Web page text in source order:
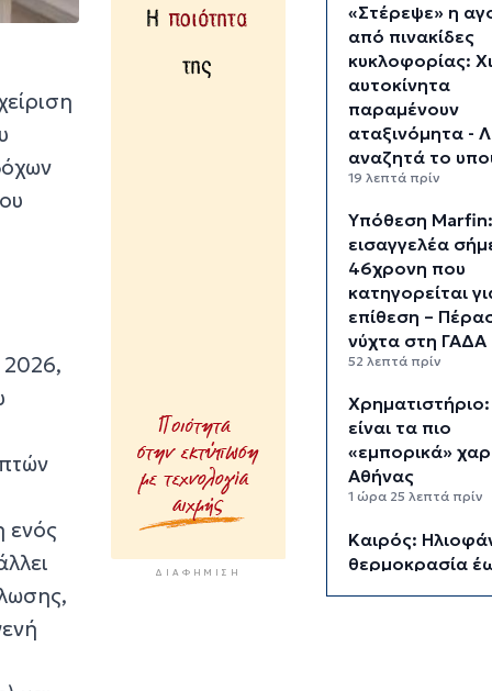
2026,
ενός
ΔΙΑΦΉΜΙΣΗ
«Στέρεψε» η
από πινακίδες
κυκλοφορίας:
αυτοκίνητα
παραμένουν
αταξινόμητα -
αναζητά το
19 λεπτά πρίν
Υπόθεση
εισαγγελέα
46χρονη που
κατηγορείται
επίθεση –
νύχτα στη ΓΑΔΑ
52 λεπτά πρίν
είναι τα πιο
«εμπορικά»
Αθήνας
1 ώρα 25 λεπτά πρίν
Καιρός:
θερμοκρασία